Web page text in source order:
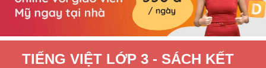
TIẾNG VIỆT LỚP 3 - SÁCH KẾT